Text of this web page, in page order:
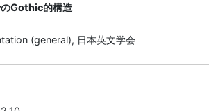
のGothic的構造
(general), 日本英文学会